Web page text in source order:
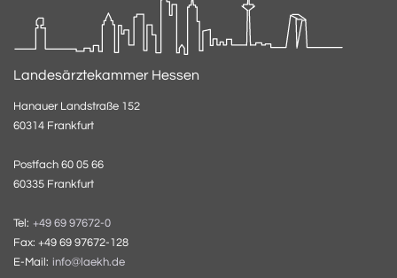
Landesärztekammer Hessen
Hanauer Landstraße 152
60314 Frankfurt
Postfach 60 05 66
60335 Frankfurt
Tel: +49 69 97672-0
Fax: +49 69 97672-128
E-Mail: info@laekh.de